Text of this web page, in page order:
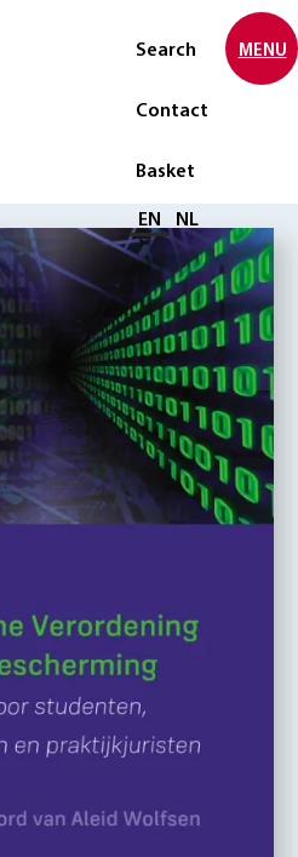
Search
Contact
Basket
Select language
EN NL
MENU